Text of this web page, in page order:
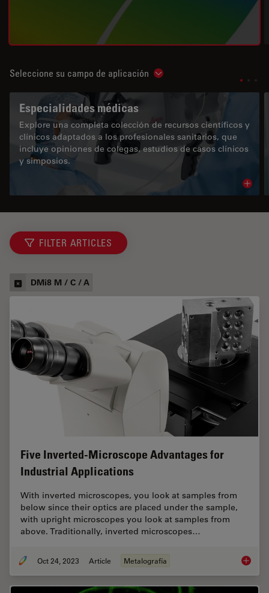
Seleccione su campo de aplicación Show subnavigation
Especialidades médicas
Explore una completa colección de recursos científicos y
clínicos adaptados a los profesionales sanitarios, que
incluye opiniones de colegas, estudios de casos clínicos
y simposios.
FILTER ARTICLES
DMi8 M / C / A
Five Inverted-Microscope Advantages for
Industrial Applications
With inverted microscopes, you look at samples from
below since their optics are placed under the sample,
with upright microscopes you look at samples from
above. Traditionally, inverted microscopes…
Oct 24, 2023 Article Metalografía Five